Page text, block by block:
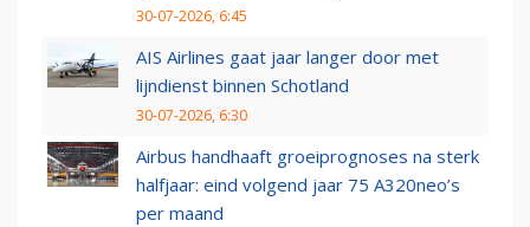
30-07-2026, 6:45
AIS Airlines gaat jaar langer door met
lijndienst binnen Schotland
30-07-2026, 6:30
Airbus handhaaft groeiprognoses na sterk
halfjaar: eind volgend jaar 75 A320neo’s
per maand